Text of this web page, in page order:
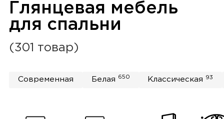
Глянцевая мебель
для спальни
(301 товар)
Современная Белая 650 Классическая 93